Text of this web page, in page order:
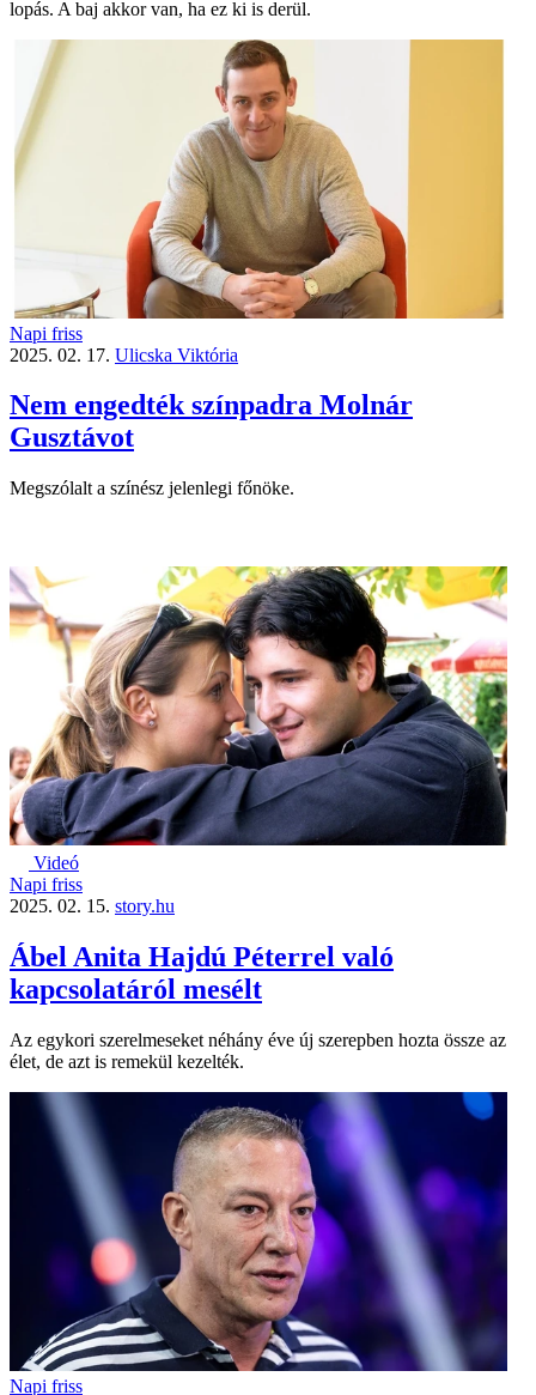
lopás. A baj akkor van, ha ez ki is derül.
Napi friss
2025. 02. 17. Ulicska Viktória
Nem engedték színpadra Molnár
Gusztávot
Megszólalt a színész jelenlegi főnöke.
Videó
Napi friss
2025. 02. 15. story.hu
Ábel Anita Hajdú Péterrel való
kapcsolatáról mesélt
Az egykori szerelmeseket néhány éve új szerepben hozta össze az
élet, de azt is remekül kezelték.
Napi friss